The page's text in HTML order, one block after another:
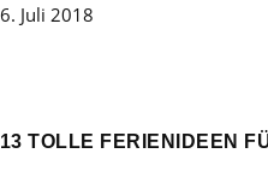
6. Juli 2018
13 TOLLE FERIENIDEEN